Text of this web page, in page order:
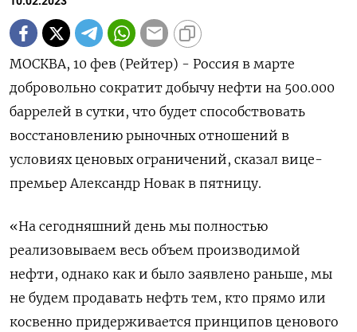
МОСКВА, 10 фев (Рейтер) - Россия в марте
добровольно сократит добычу нефти на 500.000
баррелей в сутки, что будет способствовать
восстановлению рыночных отношений в
условиях ценовых ограничений, сказал вице-
премьер Александр Новак в пятницу.
«На сегодняшний день мы полностью
реализовываем весь объем производимой
нефти, однако как и было заявлено раньше, мы
не будем продавать нефть тем, кто прямо или
косвенно придерживается принципов ценового